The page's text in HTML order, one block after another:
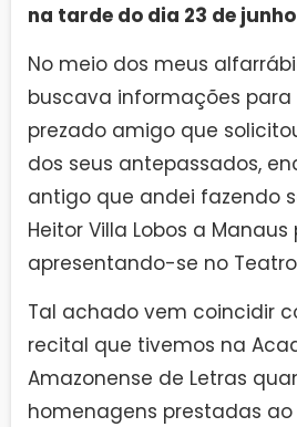
na tarde do dia 23 de junho
No meio dos meus
buscava informações
prezado amigo que
dos seus antepassados,
antigo que andei fazendo
Heitor Villa Lobos a Manaus
apresentando-se no
Tal achado vem coincidir
recital que tivemos na
Amazonense de Letras
homenagens prestadas